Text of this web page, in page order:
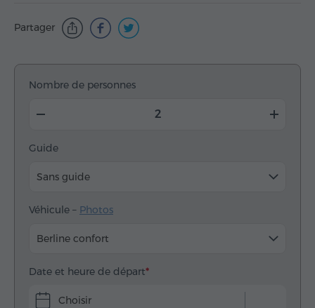
Partager
Nombre de personnes
Guide
Sans guide
Véhicule – Photos
Berline confort
Date et heure de départ
Choisir